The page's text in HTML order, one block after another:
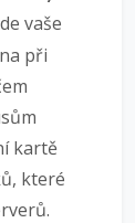
vaše
při
kartě
které